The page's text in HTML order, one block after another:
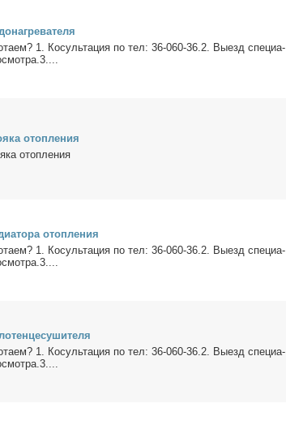
1. Ко­суль­та­ция по тел: 36-060-36.2. Вы­езд спе­ци­а­
отоп­ле­ния
отоп­ле­ния
отоп­ле­ния
1. Ко­суль­та­ция по тел: 36-060-36.2. Вы­езд спе­ци­а­
1. Ко­суль­та­ция по тел: 36-060-36.2. Вы­езд спе­ци­а­